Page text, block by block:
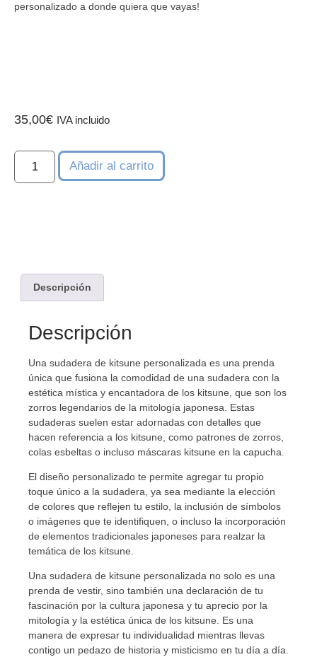
personalizado a donde quiera que vayas!
35,00€ IVA incluido
Añadir al carrito
Descripción
Descripción
Una sudadera de kitsune personalizada es una prenda
única que fusiona la comodidad de una sudadera con la
estética mística y encantadora de los kitsune, que son los
zorros legendarios de la mitología japonesa. Estas
sudaderas suelen estar adornadas con detalles que
hacen referencia a los kitsune, como patrones de zorros,
colas esbeltas o incluso máscaras kitsune en la capucha.
El diseño personalizado te permite agregar tu propio
toque único a la sudadera, ya sea mediante la elección
de colores que reflejen tu estilo, la inclusión de símbolos
o imágenes que te identifiquen, o incluso la incorporación
de elementos tradicionales japoneses para realzar la
temática de los kitsune.
Una sudadera de kitsune personalizada no solo es una
prenda de vestir, sino también una declaración de tu
fascinación por la cultura japonesa y tu aprecio por la
mitología y la estética única de los kitsune. Es una
manera de expresar tu individualidad mientras llevas
contigo un pedazo de historia y misticismo en tu día a día.